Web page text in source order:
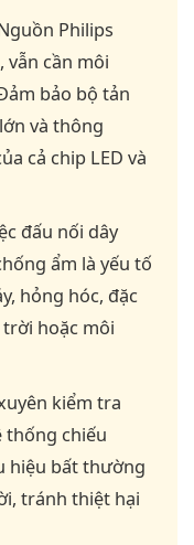
Philips
vẫn cần môi
bảo bộ tản
và thông
cả chip LED và
đấu nối dây
ẩm là yếu tố
hỏng hóc, đặc
hoặc môi
kiểm tra
thống chiếu
hiệu bất thường
tránh thiệt hại